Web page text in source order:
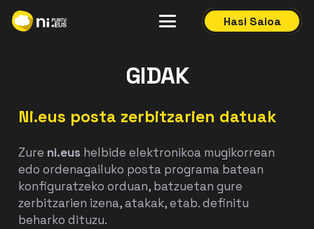
Hasi Saioa
GIDAK
Ni.eus posta zerbitzarien datuak
Zure ni.eus helbide elektronikoa mugikorrean
edo ordenagailuko posta programa batean
konfiguratzeko orduan, batzuetan gure
zerbitzarien izena, atakak, etab. definitu
beharko dituzu.